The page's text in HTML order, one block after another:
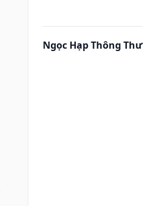
Ngọc Hạp Thông Thư